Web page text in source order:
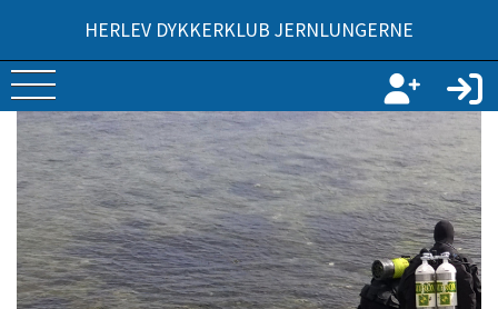
HERLEV DYKKERKLUB JERNLUNGERNE